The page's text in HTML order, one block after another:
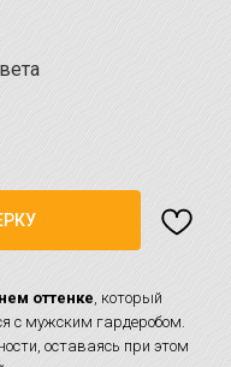
оттенке, который
с мужским гардеробом.
оставаясь при этом